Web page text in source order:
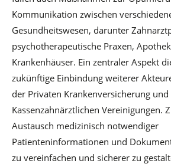
Kommunikation zwischen
Gesundheitswesen, darunter
psychotherapeutische Praxen,
Krankenhäuser. Ein zentraler Aspekt
zukünftige Einbindung weiterer
der Privaten Krankenversicherung und
Kassenzahnärztlichen Vereinigungen.
Austausch medizinisch notwendiger
Patienteninformationen und
zu vereinfachen und sicherer zu